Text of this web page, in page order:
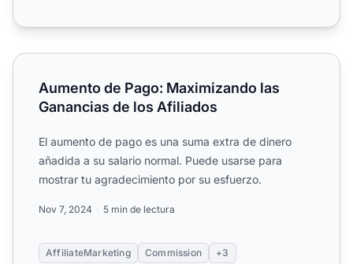
Aumento de Pago: Maximizando las Ganancias de los
Aumento de Pago: Maximizando las
Ganancias de los Afiliados
El aumento de pago es una suma extra de dinero
añadida a su salario normal. Puede usarse para
mostrar tu agradecimiento por su esfuerzo.
Nov 7, 2024 5 min de lectura
AffiliateMarketing Commission +3